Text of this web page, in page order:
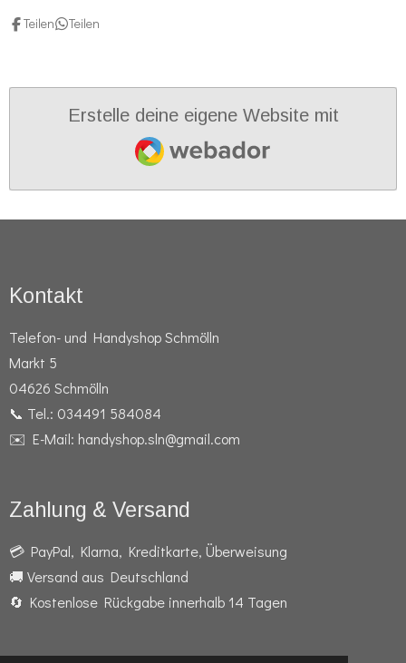
Teilen Teilen
Erstelle deine eigene Website mit
Webador
Kontakt
Telefon- und Handyshop Schmölln
Markt 5
04626 Schmölln
📞 Tel.: 034491 584084
✉️ E-Mail: handyshop.sln@gmail.com
Zahlung & Versand
💳 PayPal, Klarna, Kreditkarte, Überweisung
🚚 Versand aus Deutschland
🔄 Kostenlose Rückgabe innerhalb 14 Tagen